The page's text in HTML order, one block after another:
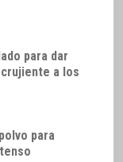
para dar
a los
para